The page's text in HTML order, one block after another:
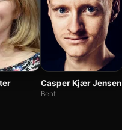
Casper Kjær Jensen
Bent